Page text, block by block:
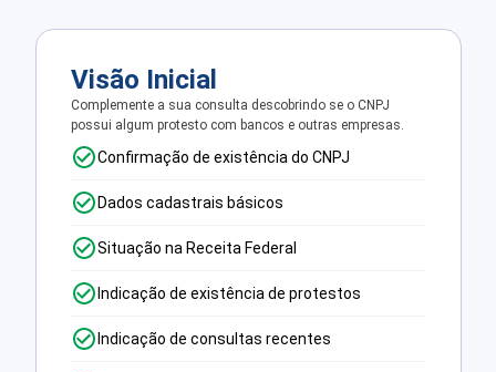
Visão Inicial
Complemente a sua consulta descobrindo se o CNPJ
possui algum protesto com bancos e outras empresas.
Confirmação de existência do CNPJ
Dados cadastrais básicos
Situação na Receita Federal
Indicação de existência de protestos
Indicação de consultas recentes